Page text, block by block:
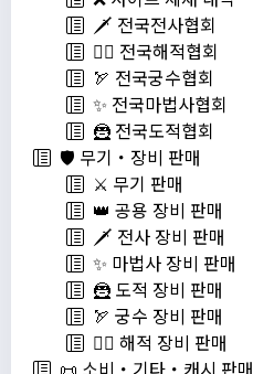
🗡️ 전국전사협회
🏴‍☠️ 전국해적협회
🏹 전국궁수협회
✨ 전국마법사협회
🦹 전국도적협회
🛡️ 무기・장비 판매
⚔️ 무기 판매
👑 공용 장비 판매
🗡️ 전사 장비 판매
✨ 마법사 장비 판매
🦹 도적 장비 판매
🏹 궁수 장비 판매
🏴‍☠️ 해적 장비 판매